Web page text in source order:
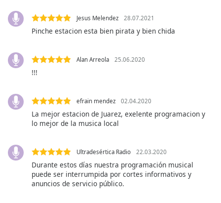
subtitles
off
Audio
Track
Picture
Fullscreen
modal
window.
Beginning
Jesus Melendez 28.07.2021
Pinche estacion esta bien pirata y bien chida
Alan Arreola 25.06.2020
!!!
efrain mendez 02.04.2020
La mejor estacion de Juarez, exelente programacion y
lo mejor de la musica local
Ultradesértica Radio 22.03.2020
Durante estos días nuestra programación musical
puede ser interrumpida por cortes informativos y
anuncios de servicio público.